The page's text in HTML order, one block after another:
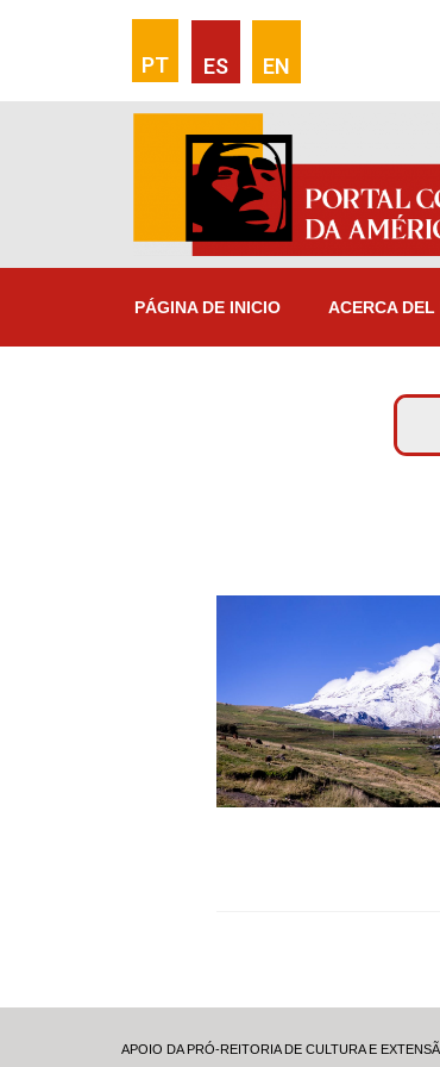
PT ES EN
PÁGINA DE INICIO ACERCA DEL
APOIO DA PRÓ-REITORIA DE CULTURA E